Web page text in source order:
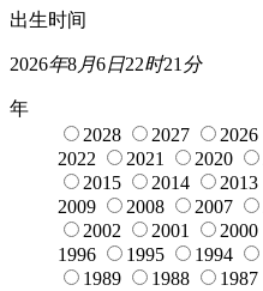
出生时间
2026年8月6日22时21 分
年
2028
2027 2026
2022
2021 2020
2015
2014 2013
2009
2008 2007
2002
2001 2000
1996
1995 1994
1989
1988 1987